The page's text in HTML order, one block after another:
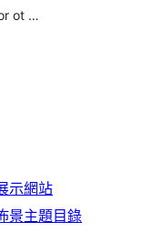
ot …
示網站
景主題目錄